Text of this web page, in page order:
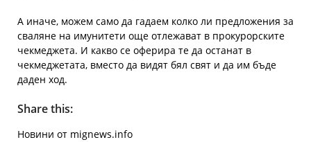
А иначе, можем само да гадаем колко ли предложения за
сваляне на имунитети още отлежават в прокурорските
чекмеджета. И какво се оферира те да останат в
чекмеджетата, вместо да видят бял свят и да им бъде
даден ход.
Share this:
Новини от mignews.info